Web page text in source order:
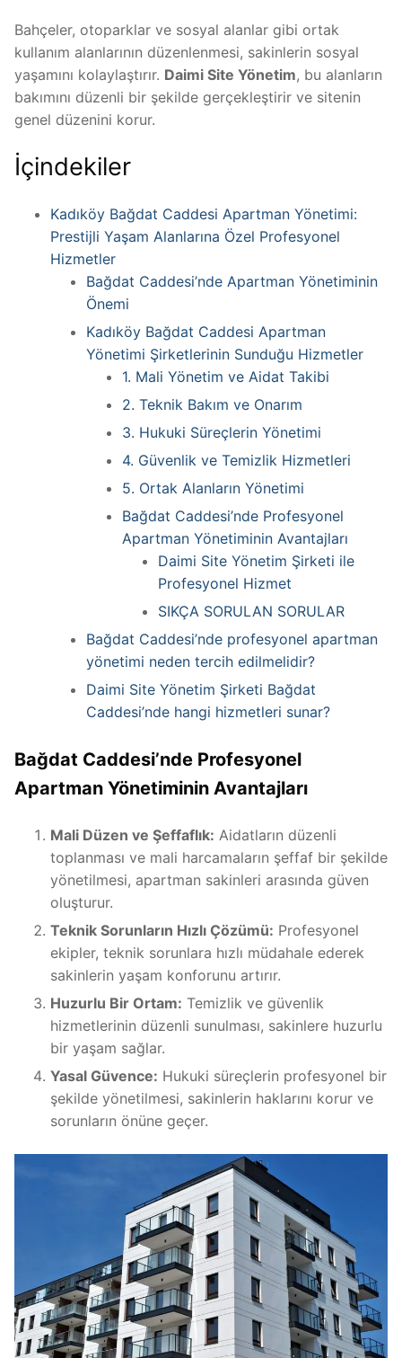
Bahçeler, otoparklar ve sosyal alanlar gibi ortak
kullanım alanlarının düzenlenmesi, sakinlerin sosyal
yaşamını kolaylaştırır. Daimi Site Yönetim, bu alanların
bakımını düzenli bir şekilde gerçekleştirir ve sitenin
genel düzenini korur.
İçindekiler
Kadıköy Bağdat Caddesi Apartman Yönetimi:
Prestijli Yaşam Alanlarına Özel Profesyonel
Hizmetler
Bağdat Caddesi’nde Apartman Yönetiminin
Önemi
Kadıköy Bağdat Caddesi Apartman
Yönetimi Şirketlerinin Sunduğu Hizmetler
1. Mali Yönetim ve Aidat Takibi
2. Teknik Bakım ve Onarım
3. Hukuki Süreçlerin Yönetimi
4. Güvenlik ve Temizlik Hizmetleri
5. Ortak Alanların Yönetimi
Bağdat Caddesi’nde Profesyonel
Apartman Yönetiminin Avantajları
Daimi Site Yönetim Şirketi ile
Profesyonel Hizmet
SIKÇA SORULAN SORULAR
Bağdat Caddesi’nde profesyonel apartman
yönetimi neden tercih edilmelidir?
Daimi Site Yönetim Şirketi Bağdat
Caddesi’nde hangi hizmetleri sunar?
Bağdat Caddesi’nde Profesyonel
Apartman Yönetiminin Avantajları
Mali Düzen ve Şeffaflık: Aidatların düzenli
toplanması ve mali harcamaların şeffaf bir şekilde
yönetilmesi, apartman sakinleri arasında güven
oluşturur.
Teknik Sorunların Hızlı Çözümü: Profesyonel
ekipler, teknik sorunlara hızlı müdahale ederek
sakinlerin yaşam konforunu artırır.
Huzurlu Bir Ortam: Temizlik ve güvenlik
hizmetlerinin düzenli sunulması, sakinlere huzurlu
bir yaşam sağlar.
Yasal Güvence: Hukuki süreçlerin profesyonel bir
şekilde yönetilmesi, sakinlerin haklarını korur ve
sorunların önüne geçer.